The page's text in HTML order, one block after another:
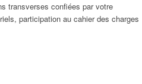
transverses confiées par votre
participation au cahier des charges